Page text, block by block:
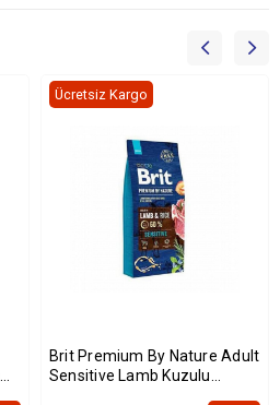
Brit Premium By Nature Adult
Sensitive Lamb Kuzulu
Ücretsiz Kargo